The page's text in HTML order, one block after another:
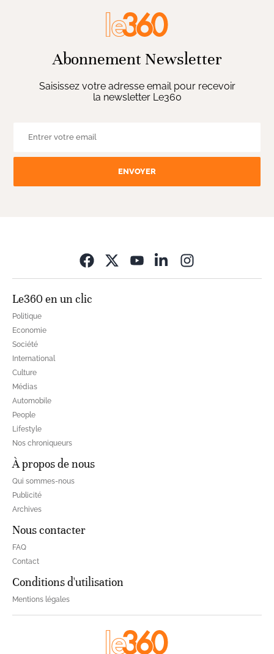
Abonnement Newsletter
Saisissez votre adresse email pour recevoir
la newsletter Le360
ENVOYER
Le360 en un clic
Politique
Economie
Société
International
Culture
Médias
Automobile
People
Lifestyle
Nos chroniqueurs
À propos de nous
Qui sommes-nous
Publicité
Archives
Nous contacter
FAQ
Contact
Conditions d'utilisation
Mentions légales